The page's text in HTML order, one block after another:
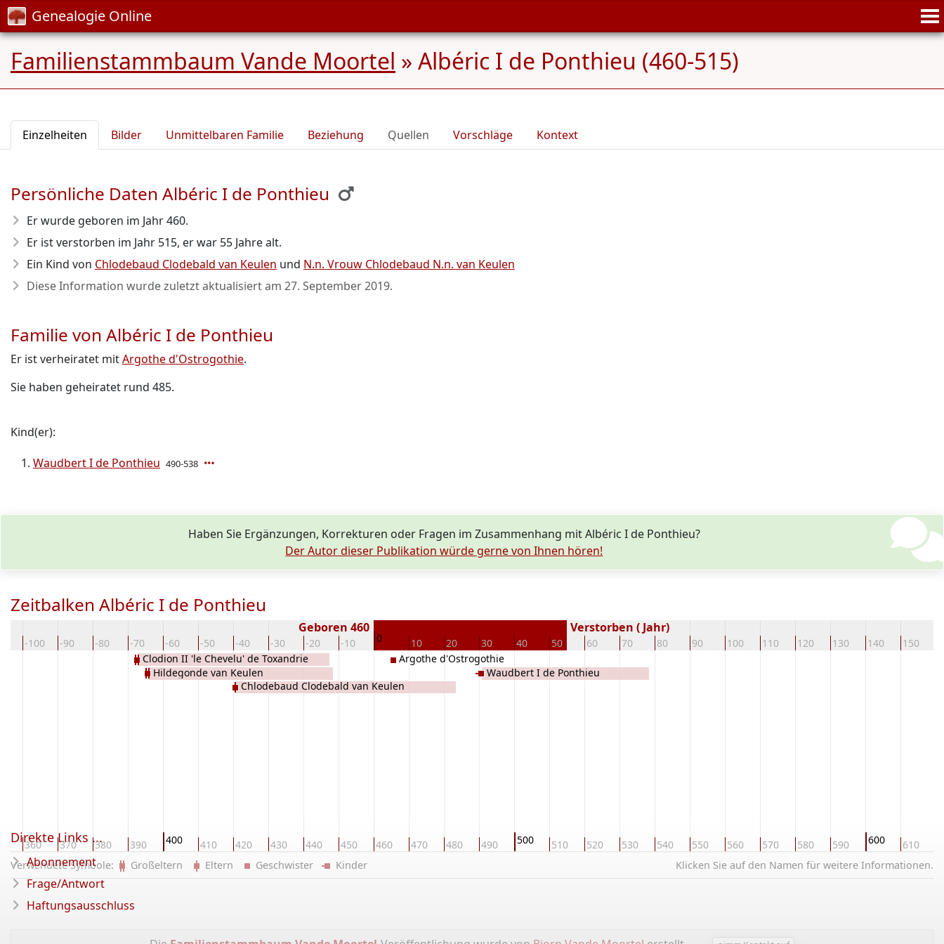
Genealogie Online
Familienstammbaum Vande Moortel » Albéric I de Ponthieu (460-515)
Einzelheiten Bilder Unmittelbaren Familie Beziehung Quellen Vorschläge Kontext
Persönliche Daten Albéric I de Ponthieu
Er wurde geboren im Jahr 460.
Er ist verstorben im Jahr 515, er war 55 Jahre alt.
Ein Kind von Chlodebaud Clodebald van Keulen und N.n. Vrouw Chlodebaud N.n. van Keulen
Diese Information wurde zuletzt aktualisiert am 27. September 2019.
Familie von Albéric I de Ponthieu
Er ist verheiratet mitArgothe d'Ostrogothie.
Sie haben geheiratet rund 485.
Kind(er):
Waudbert I de Ponthieu 490-538
Haben Sie Ergänzungen, Korrekturen oder Fragen im Zusammenhang mit Albéric I de Ponthieu?
Der Autor dieser Publikation würde gerne von Ihnen hören!
Zeitbalken Albéric I de Ponthieu
-100 -90 -80 -70 -60 -50 -40 -30 -20 -10 0 10 20 30 40 50 60 70 80 90 100 110 120 130 140 150
Geboren 460 Verstorben ( Jahr)
360 370 380 390 400 410 420 430 440 450 460 470 480 490 500 510 520 530 540 550 560 570 580 590 600 610
Clodion II 'le Chevelu' de Toxandrie
Hildegonde van Keulen
Chlodebaud Clodebald van Keulen
Argothe d'Ostrogothie
Waudbert I de Ponthieu
Klicken Sie auf den Namen für weitere Informationen.
Verwendete Symbole: Großeltern Eltern Geschwister Kinder
Direkte Links ...
Abonnement
Frage/Antwort
Haftungsausschluss